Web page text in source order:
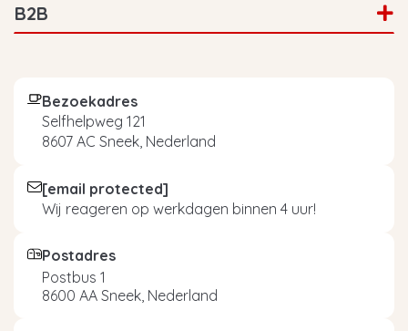
B2B
Bezoekadres
Selfhelpweg 121
8607 AC Sneek, Nederland
[email protected]
Wij reageren op werkdagen binnen 4 uur!
Postadres
Postbus 1
8600 AA Sneek, Nederland